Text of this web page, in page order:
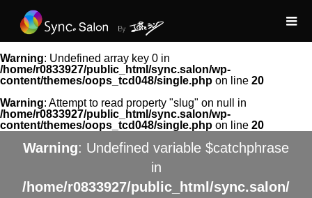
Warning: Undefined array key 0 in
/home/r0833927/public_html/sync.salon/wp-
content/themes/oops_tcd048/single.php on line 20
Warning: Attempt to read property "slug" on null in
/home/r0833927/public_html/sync.salon/wp-
content/themes/oops_tcd048/single.php on line 20
Warning: Undefined variable $catchphrase
in
/home/r0833927/public_html/sync.salon/